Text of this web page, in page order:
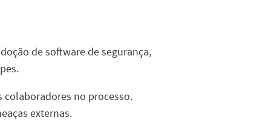
de software de segurança,
colaboradores no processo.
externas.